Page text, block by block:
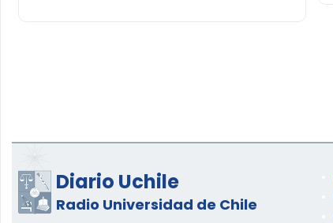
Diario Uchile
Radio Universidad de Chile